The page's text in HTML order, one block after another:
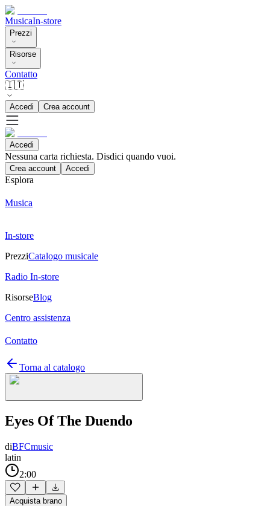
MusicaIn-store
Prezzi
Risorse
Contatto
🇮🇹
Accedi Crea account
Accedi
Nessuna carta richiesta. Disdici quando vuoi.
Crea account Accedi
Esplora
Musica
In-store
PrezziCatalogo musicale
Radio In-store
RisorseBlog
Centro assistenza
Contatto
Torna al catalogo
Eyes Of The Duendo
diBFCmusic
latin
2:00
Acquista brano